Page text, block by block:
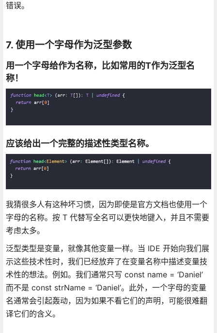
错误。
7. 使用一个字母作为泛型参数
用一个字母给作为名称，比如常用的T作为泛型名
称！
应该给出一个完整的描述性类型名称。
我猜很多人有这种坏习惯，因为即使是官方文档也使用一个
字母的名称。按 T 代替写全名可以更快地键入，并且不需要
考虑太多。
泛型类型是变量，就像其他变量一样。当 IDE 开始向我们展
示这些技术性时，我们已经放弃了在变量名称中描述变量技
术性的想法。例如。我们通常只写 const name = ‘Daniel’
而不是 const strName = ‘Daniel’。此外，一个字母的变量
名通常会引起轰动，因为如果不看它们的声明，可能很难翻
译它们的含义。